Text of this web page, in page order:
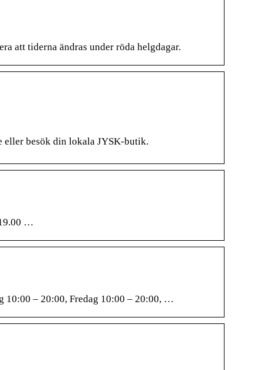
att tiderna ändras under röda helgdagar.
eller besök din lokala JYSK-butik.
…
10:00 – 20:00, Fredag 10:00 – 20:00, …